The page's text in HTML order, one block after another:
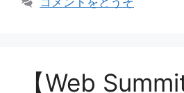
【Web